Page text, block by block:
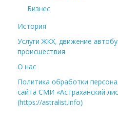
Бизнес
История
Услуги ЖКХ, движение
происшествия
О нас
Политика обработки
сайта СМИ «Астраханский
(https://astralist.info)